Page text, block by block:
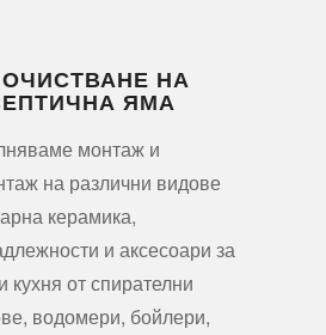
НА
ЯМА
монтаж и
на различни видове
керамика,
и аксесоари за
кухня от спирателни
водомери, бойлери,